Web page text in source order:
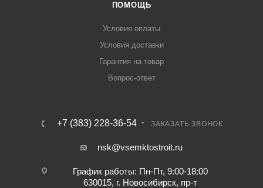
ПОМОЩЬ
Условия оплаты
Условия доставки
Гарантия на товар
Вопрос-ответ
+7 (383) 228-36-54 ЗАКАЗАТЬ ЗВОНОК
nsk@vsemktostroit.ru
График работы: Пн-Пт, 9:00-18:00
630015, г. Новосибирск, пр-т